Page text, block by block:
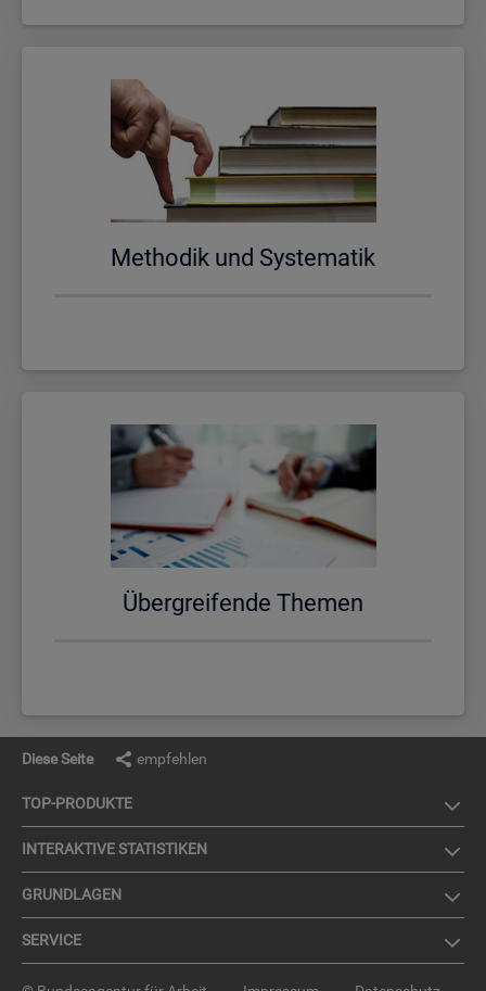
Me­tho­dik und Sys­te­ma­tik
Über­grei­fen­de The­men
Diese Seite empfehlen
TOP-PRO­DUK­TE
IN­TER­AK­TI­VE STA­TIS­TI­KEN
GRUND­LA­GEN
SER­VICE